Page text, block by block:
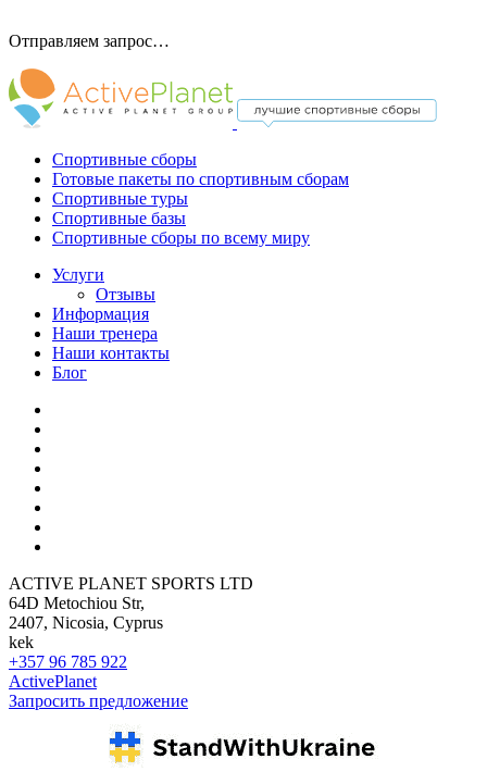
Отправляем запрос…
Спортивные сборы
Готовые пакеты по спортивным сборам
Спортивные туры
Спортивные базы
Спортивные сборы по всему миру
Услуги
Отзывы
Информация
Наши тренера
Наши контакты
Блог
ACTIVE PLANET SPORTS LTD
64D Metochiou Str,
2407, Nicosia, Cyprus
kek
+357 96 785 922
ActivePlanet
Запросить предложение